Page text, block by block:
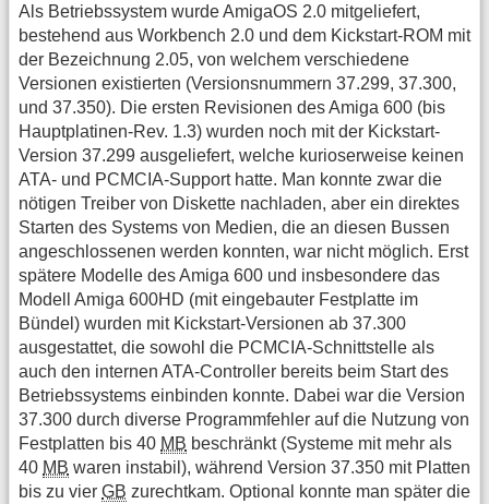
Als Betriebssystem wurde AmigaOS 2.0 mitgeliefert,
bestehend aus Workbench 2.0 und dem Kickstart-ROM mit
der Bezeichnung 2.05, von welchem verschiedene
Versionen existierten (Versionsnummern 37.299, 37.300,
und 37.350). Die ersten Revisionen des Amiga 600 (bis
Hauptplatinen-Rev. 1.3) wurden noch mit der Kickstart-
Version 37.299 ausgeliefert, welche kurioserweise keinen
ATA- und PCMCIA-Support hatte. Man konnte zwar die
nötigen Treiber von Diskette nachladen, aber ein direktes
Starten des Systems von Medien, die an diesen Bussen
angeschlossenen werden konnten, war nicht möglich. Erst
spätere Modelle des Amiga 600 und insbesondere das
Modell Amiga 600HD (mit eingebauter Festplatte im
Bündel) wurden mit Kickstart-Versionen ab 37.300
ausgestattet, die sowohl die PCMCIA-Schnittstelle als
auch den internen ATA-Controller bereits beim Start des
Betriebssystems einbinden konnte. Dabei war die Version
37.300 durch diverse Programmfehler auf die Nutzung von
Festplatten bis 40 MB beschränkt (Systeme mit mehr als
40 MB waren instabil), während Version 37.350 mit Platten
bis zu vier GB zurechtkam. Optional konnte man später die